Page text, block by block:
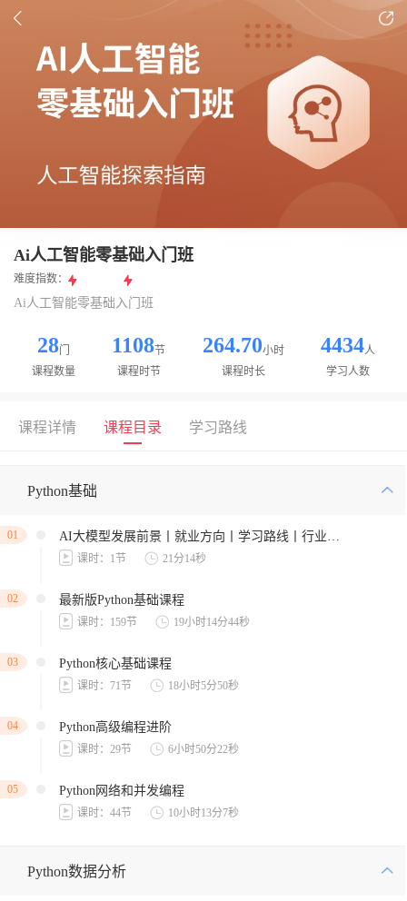
Ai人工智能零基础入门班
难度指数：
Ai人工智能零基础入门班
28门
课程数量
1108节
课程时节
264.70小时
课程时长
4434人
学习人数
课程详情 课程目录 学习路线
Python基础
01 AI大模型发展前景丨就业方向丨学习路线丨行业应用
课时：1节 21分14秒
02 最新版Python基础课程
课时：159节 19小时14分44秒
03 Python核心基础课程
课时：71节 18小时5分50秒
04 Python高级编程进阶
课时：29节 6小时50分22秒
05 Python网络和并发编程
课时：44节 10小时13分7秒
Python数据分析